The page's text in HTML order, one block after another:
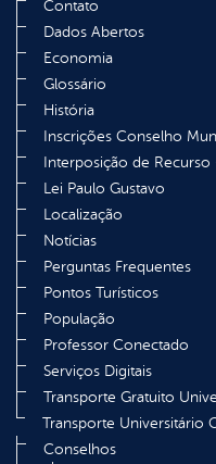
Contato
Dados Abertos
Economia
Glossário
História
Inscrições Conselho
Interposição de
Lei Paulo Gustavo
Localização
Notícias
Perguntas Frequentes
Pontos Turísticos
População
Professor Conectado
Serviços Digitais
Transporte Gratuito
Transporte Universitário
Conselhos